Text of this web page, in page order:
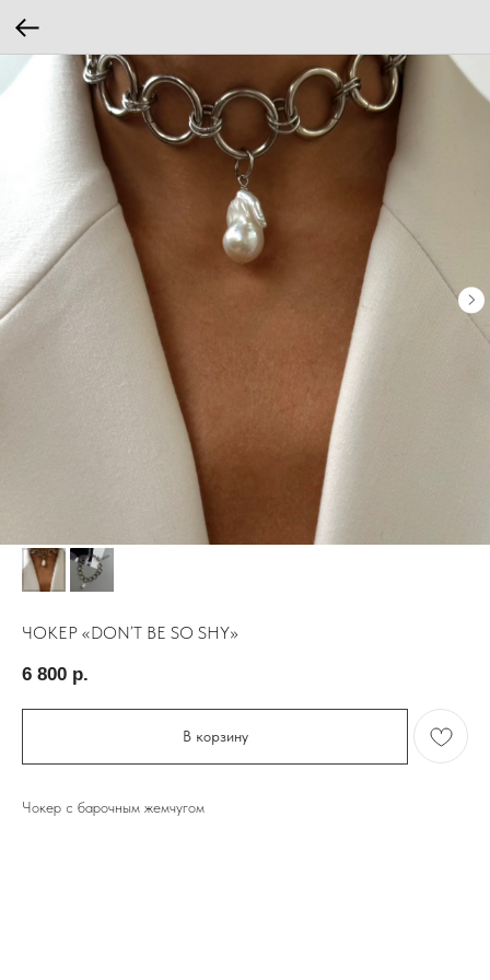
ЧОКЕР «DON’T BE SO SHY»
6 800 р.
В корзину
Чокер с барочным жемчугом